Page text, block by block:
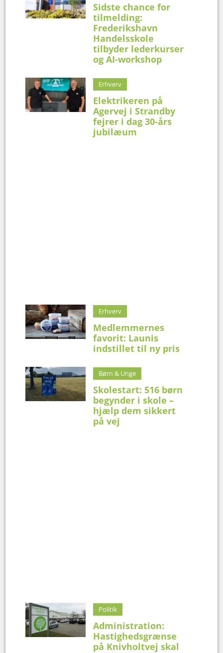
Sidste chance for
tilmelding:
Frederikshavn
Handelsskole
tilbyder lederkurser
og AI-workshop
Erhverv
Elektrikeren på
Agervej i Strandby
fejrer i dag 30-års
jubilæum
Erhverv
Medlemmernes
favorit: Launis
indstillet til ny pris
Børn & Unge
Skolestart: 516 børn
begynder i skole –
hjælp dem sikkert
på vej
Politik
Administration:
Hastighedsgrænse
på Knivholtvej skal